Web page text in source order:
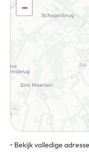
−
• Bekijk volledige